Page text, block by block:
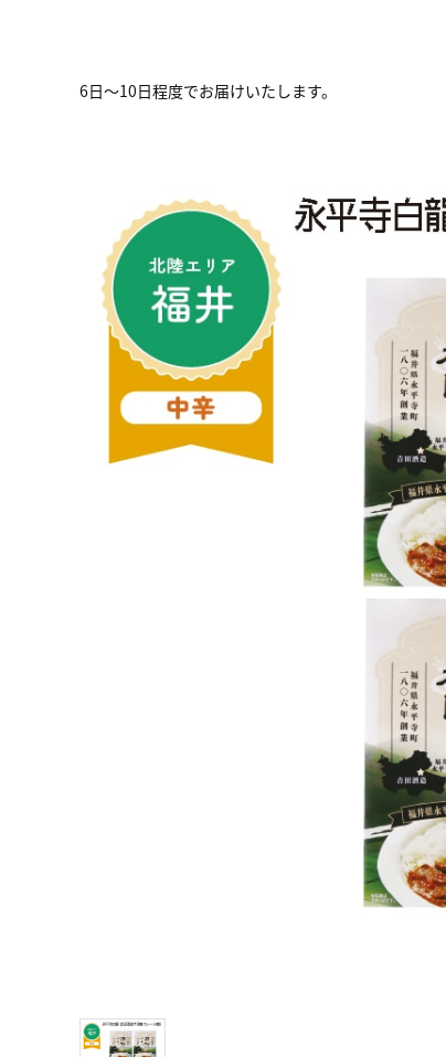
6日～10日程度でお届けいたします。